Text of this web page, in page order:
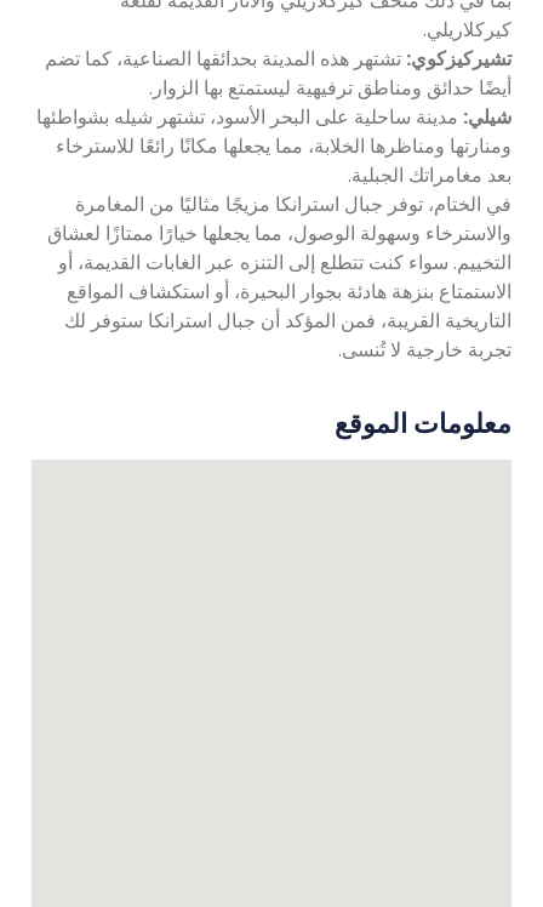
كيركلاريلي.
تشيركيزكوي: تشتهر هذه المدينة بحدائقها الصناعية، كما تضم ​​
أيضًا حدائق ومناطق ترفيهية ليستمتع بها الزوار.
شيلي: مدينة ساحلية على البحر الأسود، تشتهر شيله بشواطئها
ومنارتها ومناظرها الخلابة، مما يجعلها مكانًا رائعًا للاسترخاء
بعد مغامراتك الجبلية.
في الختام، توفر جبال استرانكا مزيجًا مثاليًا من المغامرة
والاسترخاء وسهولة الوصول، مما يجعلها خيارًا ممتازًا لعشاق
التخييم. سواء كنت تتطلع إلى التنزه عبر الغابات القديمة، أو
الاستمتاع بنزهة هادئة بجوار البحيرة، أو استكشاف المواقع
التاريخية القريبة، فمن المؤكد أن جبال استرانكا ستوفر لك
تجربة خارجية لا تُنسى.
معلومات الموقع